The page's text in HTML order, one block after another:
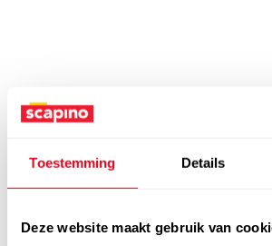
Toestemming Details
Deze website maakt gebruik van